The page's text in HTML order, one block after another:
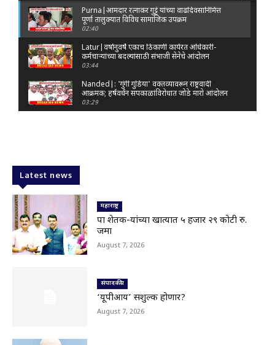
Purna|आमदार रत्नाकर गुट्टे यांच्या वाढदिवसानिमित्त
पूर्णा तालुक्यात विविध सामाजिक उपक्रम
02:40
Latur|वर्षानुवर्षे एकाच ठिकाणी कार्यरत अधिकारी-
कर्मचाऱ्यांच्या बदल्यांसाठी संभाजी सेनेचे आंदोलन
03:44
Nanded|: 'गुंगी गुडिया' वक्तव्यावरून राष्ट्रवादी
आक्रमक; हर्षवर्धन सपकाळांविरोधात जोडे मारो आंदोलन
03:29
Latur|नांदेड–बिदर महामार्गावरील सिमेंट रस्त्याला मोठ्या
भेगा; अपघाताचा धोका
00:59
Latur|शिवराज पाटील चाकूरकर यांच्या भव्य स्मारकाची
तयारी; चार दिवसांत मोठा निर्णय!
03:22
मोठे वक्तव्य..
Latur|खरीप हंगामावर एल निनोचं सावट; शेतकऱ्यांची
नजर आकाशाकडे
Latest news
महाराष्ट्र
पात्र शेतक-यांच्या खात्यात ५ हजार २९ कोटी रु.
जमा
August 7, 2026
संपादकीय
‘यूपीआय’ सशुल्क होणार?
August 7, 2026